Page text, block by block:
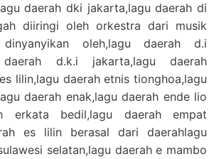
daerah dki jakarta,lagu daerah di
diiringi oleh orkestra dari musik
oleh,lagu daerah d.i
daerah d.k.i jakarta,lagu daerah
lilin,lagu daerah etnis tionghoa,lagu
daerah enak,lagu daerah ende lio
erkata bedil,lagu daerah empat
es lilin berasal dari daerahlagu
selatan,lagu daerah e mambo